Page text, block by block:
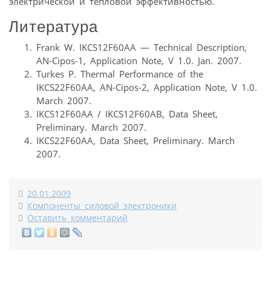
Литература
Frank W. IKCS12F60AA — Technical Description,
AN-Cipos-1, Application Note, V 1.0. Jan. 2007.
Turkes P. Thermal Performance of the
IKCS22F60AA, AN-Cipos-2, Application Note, V 1.0.
March 2007.
IKCS12F60AA / IKCS12F60AB, Data Sheet,
Preliminary. March 2007.
IKCS22F60AA, Data Sheet, Preliminary. March
2007.
20.01.2009
Компоненты силовой электроники
Оставить комментарий